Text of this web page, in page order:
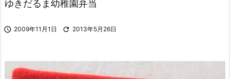
ゆきだるま幼稚園弁当
 2009年11月1日  2013年5月26日